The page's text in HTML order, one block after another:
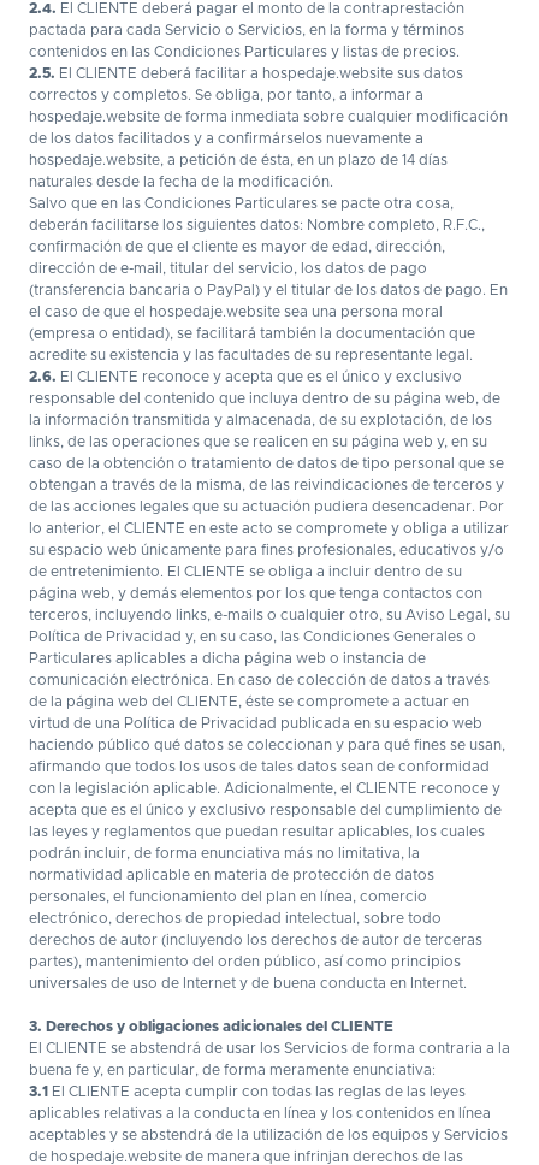
2.4. El CLIENTE deberá pagar el monto de la contraprestación
pactada para cada Servicio o Servicios, en la forma y términos
contenidos en las Condiciones Particulares y listas de precios.
2.5. El CLIENTE deberá facilitar a hospedaje.website sus datos
correctos y completos. Se obliga, por tanto, a informar a
hospedaje.website de forma inmediata sobre cualquier modificación
de los datos facilitados y a confirmárselos nuevamente a
hospedaje.website, a petición de ésta, en un plazo de 14 días
naturales desde la fecha de la modificación.
Salvo que en las Condiciones Particulares se pacte otra cosa,
deberán facilitarse los siguientes datos: Nombre completo, R.F.C.,
confirmación de que el cliente es mayor de edad, dirección,
dirección de e-mail, titular del servicio, los datos de pago
(transferencia bancaria o PayPal) y el titular de los datos de pago. En
el caso de que el hospedaje.website sea una persona moral
(empresa o entidad), se facilitará también la documentación que
acredite su existencia y las facultades de su representante legal.
2.6. El CLIENTE reconoce y acepta que es el único y exclusivo
responsable del contenido que incluya dentro de su página web, de
la información transmitida y almacenada, de su explotación, de los
links, de las operaciones que se realicen en su página web y, en su
caso de la obtención o tratamiento de datos de tipo personal que se
obtengan a través de la misma, de las reivindicaciones de terceros y
de las acciones legales que su actuación pudiera desencadenar. Por
lo anterior, el CLIENTE en este acto se compromete y obliga a utilizar
su espacio web únicamente para fines profesionales, educativos y/o
de entretenimiento. El CLIENTE se obliga a incluir dentro de su
página web, y demás elementos por los que tenga contactos con
terceros, incluyendo links, e-mails o cualquier otro, su Aviso Legal, su
Política de Privacidad y, en su caso, las Condiciones Generales o
Particulares aplicables a dicha página web o instancia de
comunicación electrónica. En caso de colección de datos a través
de la página web del CLIENTE, éste se compromete a actuar en
virtud de una Política de Privacidad publicada en su espacio web
haciendo público qué datos se coleccionan y para qué fines se usan,
afirmando que todos los usos de tales datos sean de conformidad
con la legislación aplicable. Adicionalmente, el CLIENTE reconoce y
acepta que es el único y exclusivo responsable del cumplimiento de
las leyes y reglamentos que puedan resultar aplicables, los cuales
podrán incluir, de forma enunciativa más no limitativa, la
normatividad aplicable en materia de protección de datos
personales, el funcionamiento del plan en línea, comercio
electrónico, derechos de propiedad intelectual, sobre todo
derechos de autor (incluyendo los derechos de autor de terceras
partes), mantenimiento del orden público, así como principios
universales de uso de Internet y de buena conducta en Internet.
3. Derechos y obligaciones adicionales del CLIENTE
El CLIENTE se abstendrá de usar los Servicios de forma contraria a la
buena fe y, en particular, de forma meramente enunciativa:
3.1 El CLIENTE acepta cumplir con todas las reglas de las leyes
aplicables relativas a la conducta en línea y los contenidos en línea
aceptables y se abstendrá de la utilización de los equipos y Servicios
de hospedaje.website de manera que infrinjan derechos de las